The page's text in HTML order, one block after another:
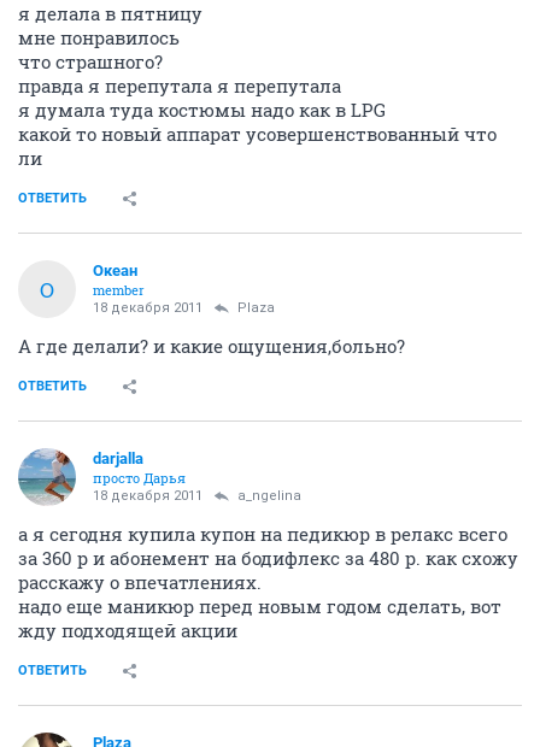
я делала в пятницу
мне понравилось
что страшного?
правда я перепутала я перепутала
я думала туда костюмы надо как в LPG
какой то новый аппарат усовершенствованный что
ли
ОТВЕТИТЬ
О
Океан
member
18 декабря 2011 Plaza
А где делали? и какие ощущения,больно?
ОТВЕТИТЬ
darjalla
просто Дарья
18 декабря 2011 a_ngelina
а я сегодня купила купон на педикюр в релакс всего
за 360 р и абонемент на бодифлекс за 480 р. как схожу
расскажу о впечатлениях.
надо еще маникюр перед новым годом сделать, вот
жду подходящей акции
ОТВЕТИТЬ
Plaza